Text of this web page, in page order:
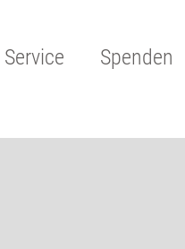
Service Spenden